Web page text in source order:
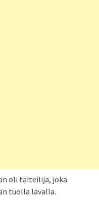
oli taiteilija, joka
tuolla lavalla.